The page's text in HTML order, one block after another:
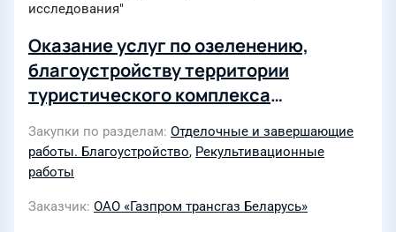
исследования"
Оказание услуг по озеленению,
благоустройству территории
туристического комплекса
филиала «Осиповичское УМГ ОАО
«Газпром трансгаз Беларусь»
Закупки по разделам Отделочные и завершающие
работы. Благоустройство, Рекультивационные
работы
Заказчик ОАО «Газпром трансгаз Беларусь»